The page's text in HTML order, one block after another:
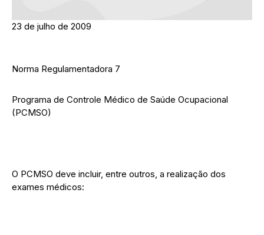
23 de julho de 2009
Norma Regulamentadora 7
Programa de Controle Médico de Saúde Ocupacional
(PCMSO)
O PCMSO deve incluir, entre outros, a realização dos
exames médicos: